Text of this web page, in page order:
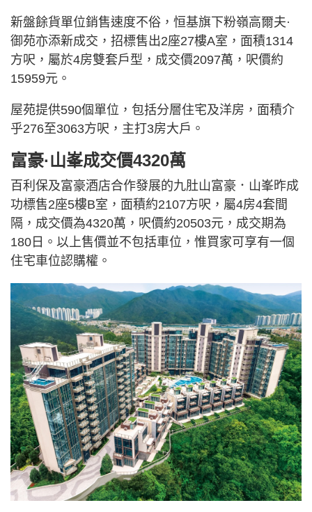
新盤餘貨單位銷售速度不俗，恒基旗下粉嶺高爾夫·
御苑亦添新成交，招標售出2座27樓A室，面積1314
方呎，屬於4房雙套戶型，成交價2097萬，呎價約
15959元。
屋苑提供590個單位，包括分層住宅及洋房，面積介
乎276至3063方呎，主打3房大戶。
富豪·山峯成交價4320萬
百利保及富豪酒店合作發展的九肚山富豪．山峯昨成
功標售2座5樓B室，面積約2107方呎，屬4房4套間
隔，成交價為4320萬，呎價約20503元，成交期為
180日。以上售價並不包括車位，惟買家可享有一個
住宅車位認購權。